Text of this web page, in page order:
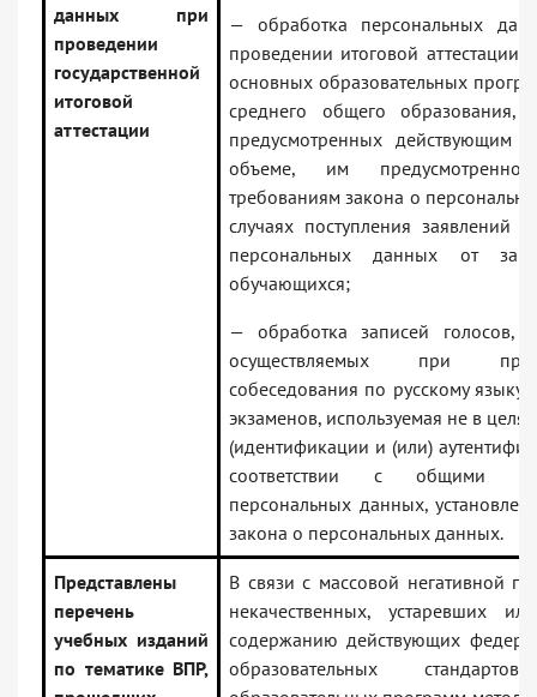
данных при
проведении
государственной
итоговой
аттестации
— обработка персональных
проведении итоговой
основных образовательных
среднего общего образования,
предусмотренных действующим
объеме, им
требованиям закона о
случаях поступления заявлений
персональных данных от
обучающихся;
— обработка записей голосов,
осуществляемых при
собеседования по русскому языку
экзаменов, используемая не в
(идентификации и (или)
соответствии с общими
персональных данных,
закона о персональных данных.
Представлены
перечень
учебных изданий
по тематике ВПР,
В связи с массовой негативной
некачественных, устаревших
содержанию действующих
образовательных